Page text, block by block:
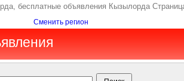
бесплатные объявления Кызылорда
Сменить регион